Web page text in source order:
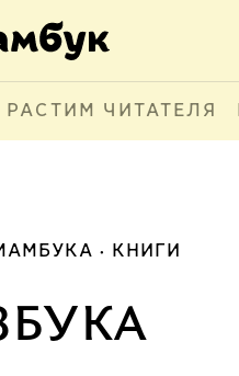
РАСТИМ ЧИТАТЕЛЯ
КНИГИ